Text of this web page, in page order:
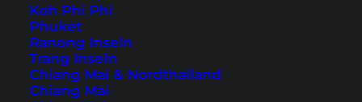
Koh Phi Phi
Phuket
Ranong Inseln
Trang Inseln
Chiang Mai & Nordthailand
Chiang Mai
den schönsten in Thailand. Riesige
Kalksteinfelsen und traumhafte Inseln sind zwei
der Aushängeschilder. Nicht zu vergessen sind
aber die vielen Viewpoints in Krabi, ein